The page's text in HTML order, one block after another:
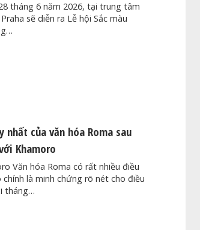
tháng 6 năm 2026, tại trung tâm
sẽ diễn ra Lễ hội Sắc màu
của văn hóa Roma sau
Khamoro
Văn hóa Roma có rất nhiều điều
chính là minh chứng rõ nét cho điều
tháng…